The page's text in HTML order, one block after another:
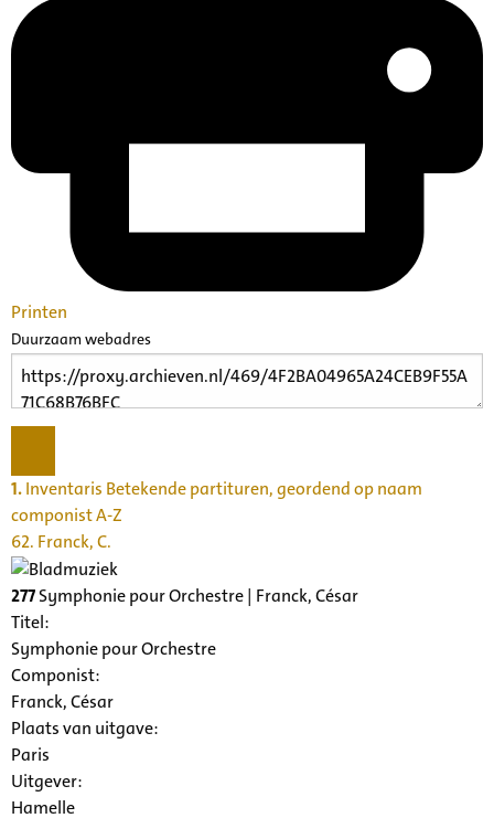
Printen
Duurzaam webadres
1.Inventaris Betekende partituren, geordend op naam
componist A-Z
62. Franck, C.
277Symphonie pour Orchestre | Franck, César
Titel:
Symphonie pour Orchestre
Componist:
Franck, César
Plaats van uitgave:
Paris
Uitgever:
Hamelle